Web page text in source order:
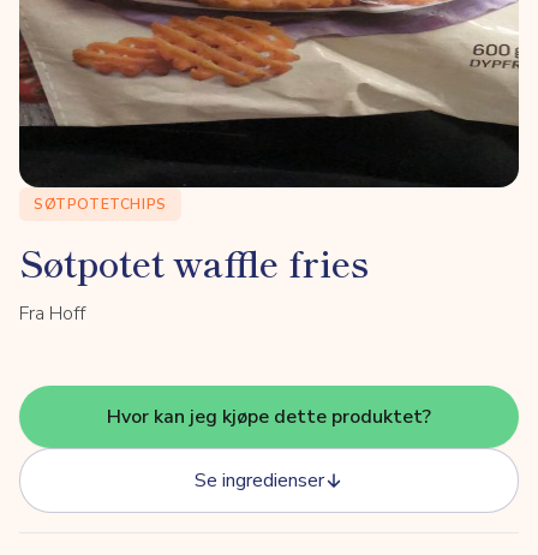
SØTPOTETCHIPS
Søtpotet waffle fries
Fra Hoff
Hvor kan jeg kjøpe dette produktet?
Se ingredienser